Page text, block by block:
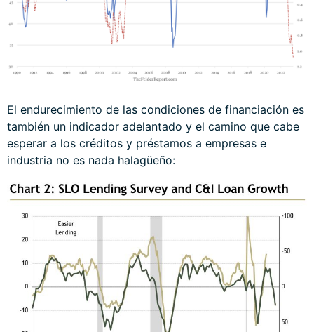
El endurecimiento de las condiciones de financiación es
también un indicador adelantado y el camino que cabe
esperar a los créditos y préstamos a empresas e
industria no es nada halagüeño: